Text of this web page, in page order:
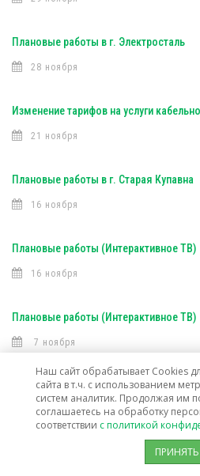
Плановые работы в г. Электросталь
28 ноября
Изменение тарифов на услуги
21 ноября
Плановые работы в г. Старая Купавна
16 ноября
Плановые работы (Интерактивное ТВ)
16 ноября
Плановые работы (Интерактивное ТВ)
7 ноября
Открыта техническая возможность
Лосино-Петровский
Наш сайт обрабатывает Cookies
сайта в т.ч. с использованием
систем аналитик. Продолжая им
соглашаетесь на обработку
соответствии с политикой
ПРИНЯТЬ